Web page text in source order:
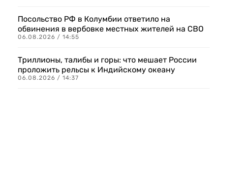
Посольство РФ в Колумбии ответило на
обвинения в вербовке местных жителей на СВО
06.08.2026 / 14:55
Триллионы, талибы и горы: что мешает России
проложить рельсы к Индийскому океану
06.08.2026 / 14:37